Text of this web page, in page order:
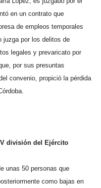
en un contrato que
de empleos temporales
juzga por los delitos de
legales y prevaricato por
por sus presuntas
convenio, propició la pérdida
división del Ejército
unas 50 personas que
como bajas en